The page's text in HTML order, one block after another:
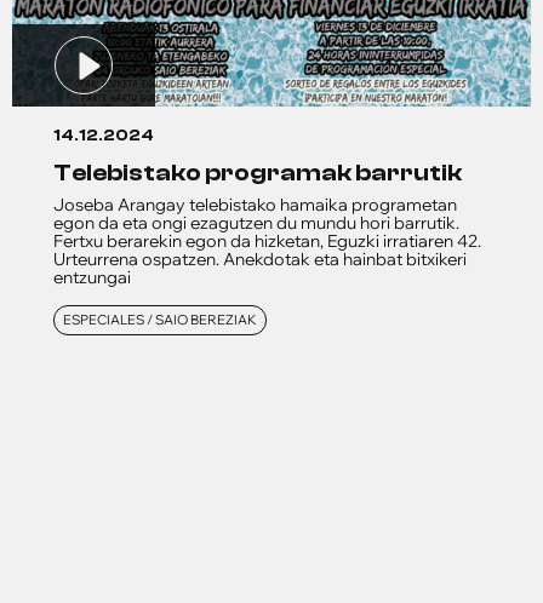
14.12.2024
telebistako programak barrutik
Joseba Arangay telebistako hamaika programetan
egon da eta ongi ezagutzen du mundu hori barrutik.
Fertxu berarekin egon da hizketan, Eguzki irratiaren 42.
Urteurrena ospatzen. Anekdotak eta hainbat bitxikeri
entzungai
ESPECIALES / SAIO BEREZIAK